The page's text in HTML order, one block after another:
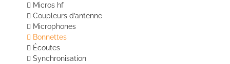
Micros hf
Coupleurs d’antenne
Microphones
Bonnettes
Écoutes
Synchronisation